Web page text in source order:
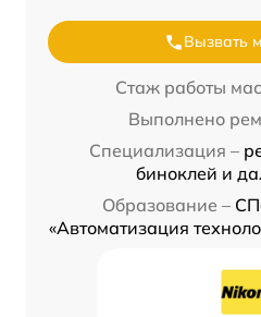
Вызвать
Стаж работы
Выполнено
Специализация –
биноклей и
Образование –
«Автоматизация